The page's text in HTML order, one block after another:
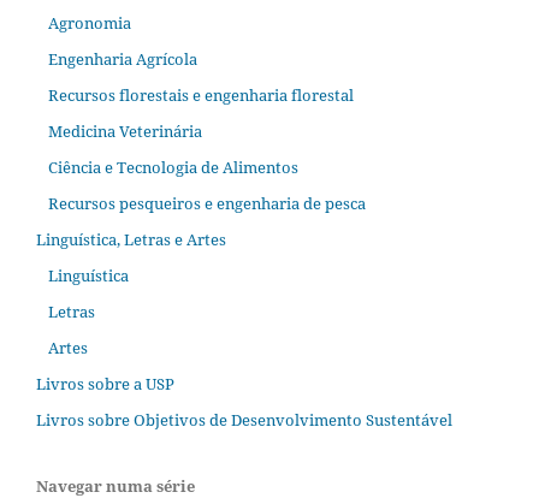
Agronomia
Engenharia Agrícola
Recursos florestais e engenharia florestal
Medicina Veterinária
Ciência e Tecnologia de Alimentos
Recursos pesqueiros e engenharia de pesca
Linguística, Letras e Artes
Linguística
Letras
Artes
Livros sobre a USP
Livros sobre Objetivos de Desenvolvimento Sustentável
Navegar numa série